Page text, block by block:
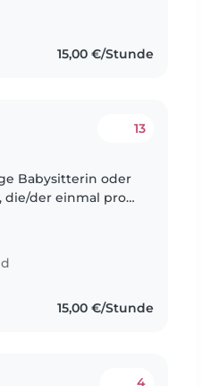
15,00 €/Stunde
13
die/der einmal pro
15,00 €/Stunde
4